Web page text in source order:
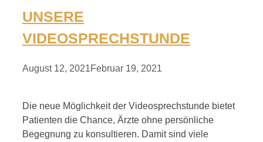
UNSERE
VIDEOSPRECHSTUNDE
August 12, 2021Februar 19, 2021
Die neue Möglichkeit der Videosprechstunde bietet
Patienten die Chance, Ärzte ohne persönliche
Begegnung zu konsultieren. Damit sind viele